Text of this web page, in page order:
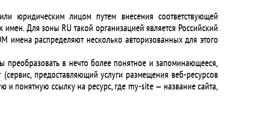
юридическим лицом путем внесения соответствующей
Для зоны RU такой организацией является Российский
распределяют несколько авторизованных для этого
в нечто более понятное и запоминающееся,
(сервис, предоставляющий услуги размещения веб-ресурсов
и понятную ссылку на ресурс, где my-site — название сайта,